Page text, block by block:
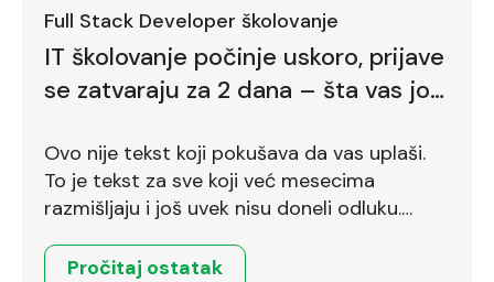
Full Stack Developer školovanje
IT školovanje počinje uskoro, prijave
se zatvaraju za 2 dana – šta vas još
Ovo nije tekst koji pokušava da vas uplaši.
To je tekst za sve koji već mesecima
razmišljaju i još uvek nisu doneli odluku.
Pročitaj ostatak